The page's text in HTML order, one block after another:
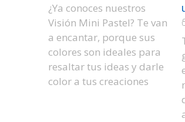
¿Ya conoces nuestros
Visión Mini Pastel? Te van
a encantar, porque sus
colores son ideales para
resaltar tus ideas y darle
color a tus creaciones